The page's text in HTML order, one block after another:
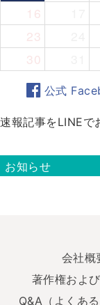
16
23
30
公式
速報記事をLINEで
お知らせ
会社概
著作権およ
Q&A（よくある